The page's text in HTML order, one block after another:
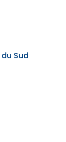
Sud